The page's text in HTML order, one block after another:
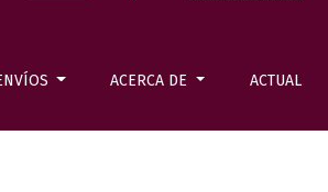
ACERCA DE ACTUAL